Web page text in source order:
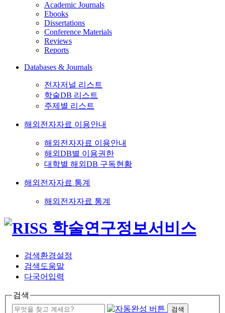
Academic Journals
Ebooks
Dissertations
Conference Materials
Reviews
Reports
Databases & Journals
전자저널 리스트
학술DB 리스트
주제별 리스트
해외전자자료 이용안내
해외전자자료 이용안내
해외DB별 이용권한
대학별 해외DB 구독현황
해외전자자료 통계
해외전자자료 통계
검색환경설정
검색도움말
다국어입력
검색
검색